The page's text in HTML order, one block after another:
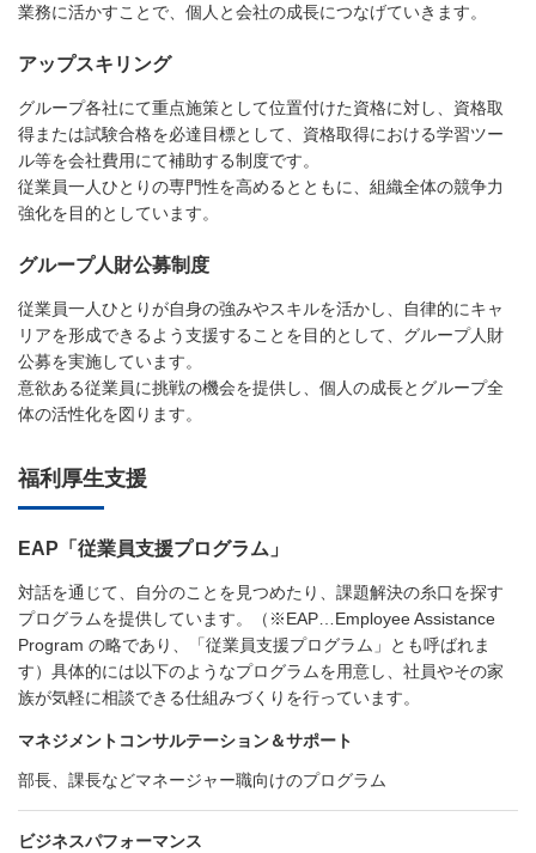
業務に活かすことで、個人と会社の成長につなげていきます。
アップスキリング
グループ各社にて重点施策として位置付けた資格に対し、資格取
得または試験合格を必達目標として、資格取得における学習ツー
ル等を会社費用にて補助する制度です。
従業員一人ひとりの専門性を高めるとともに、組織全体の競争力
強化を目的としています。
グループ人財公募制度
従業員一人ひとりが自身の強みやスキルを活かし、自律的にキャ
リアを形成できるよう支援することを目的として、グループ人財
公募を実施しています。
意欲ある従業員に挑戦の機会を提供し、個人の成長とグループ全
体の活性化を図ります。
福利厚生支援
EAP「従業員支援プログラム」
対話を通じて、自分のことを見つめたり、課題解決の糸口を探す
プログラムを提供しています。（※EAP…Employee Assistance
Program の略であり、「従業員支援プログラム」とも呼ばれま
す）具体的には以下のようなプログラムを用意し、社員やその家
族が気軽に相談できる仕組みづくりを行っています。
マネジメントコンサルテーション＆サポート
部長、課長などマネージャー職向けのプログラム
ビジネスパフォーマンス